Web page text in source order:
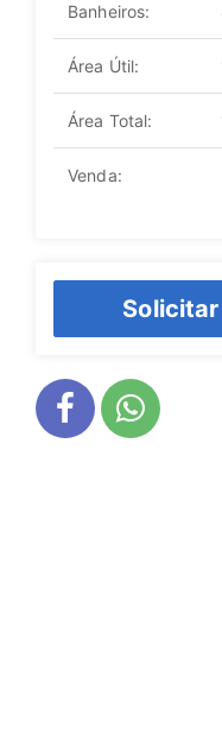
Banheiros:
Área Útil:
Área Total:
Venda: